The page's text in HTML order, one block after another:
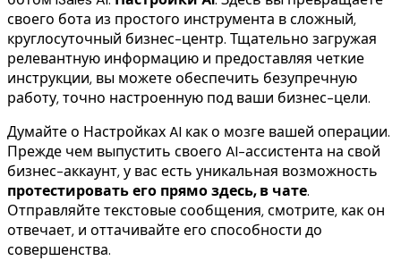
своего бота из простого инструмента в сложный,
круглосуточный бизнес-центр. Тщательно загружая
релевантную информацию и предоставляя четкие
инструкции, вы можете обеспечить безупречную
работу, точно настроенную под ваши бизнес-цели.
Думайте о Настройках AI как о мозге вашей операции.
Прежде чем выпустить своего AI-ассистента на свой
бизнес-аккаунт, у вас есть уникальная возможность
протестировать его прямо здесь, в чате.
Отправляйте текстовые сообщения, смотрите, как он
отвечает, и оттачивайте его способности до
совершенства.